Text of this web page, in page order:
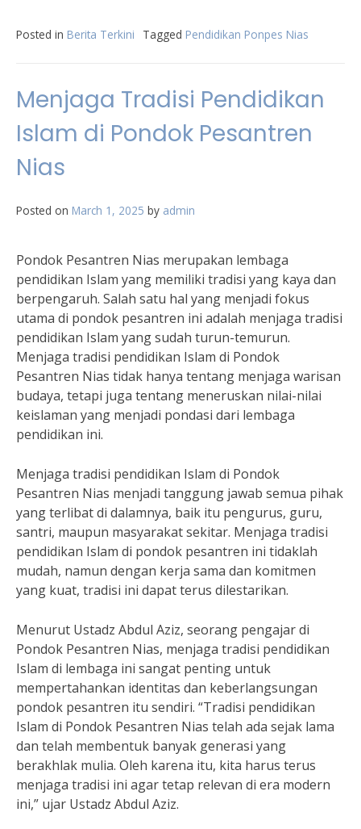
Posted in Berita Terkini Tagged Pendidikan Ponpes Nias
Menjaga Tradisi Pendidikan
Islam di Pondok Pesantren
Nias
Posted on March 1, 2025 by admin
Pondok Pesantren Nias merupakan lembaga
pendidikan Islam yang memiliki tradisi yang kaya dan
berpengaruh. Salah satu hal yang menjadi fokus
utama di pondok pesantren ini adalah menjaga tradisi
pendidikan Islam yang sudah turun-temurun.
Menjaga tradisi pendidikan Islam di Pondok
Pesantren Nias tidak hanya tentang menjaga warisan
budaya, tetapi juga tentang meneruskan nilai-nilai
keislaman yang menjadi pondasi dari lembaga
pendidikan ini.
Menjaga tradisi pendidikan Islam di Pondok
Pesantren Nias menjadi tanggung jawab semua pihak
yang terlibat di dalamnya, baik itu pengurus, guru,
santri, maupun masyarakat sekitar. Menjaga tradisi
pendidikan Islam di pondok pesantren ini tidaklah
mudah, namun dengan kerja sama dan komitmen
yang kuat, tradisi ini dapat terus dilestarikan.
Menurut Ustadz Abdul Aziz, seorang pengajar di
Pondok Pesantren Nias, menjaga tradisi pendidikan
Islam di lembaga ini sangat penting untuk
mempertahankan identitas dan keberlangsungan
pondok pesantren itu sendiri. “Tradisi pendidikan
Islam di Pondok Pesantren Nias telah ada sejak lama
dan telah membentuk banyak generasi yang
berakhlak mulia. Oleh karena itu, kita harus terus
menjaga tradisi ini agar tetap relevan di era modern
ini,” ujar Ustadz Abdul Aziz.